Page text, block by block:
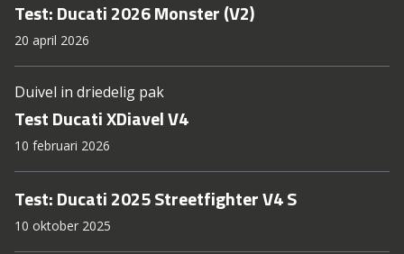
Test: Ducati 2026 Monster (V2)
20 april 2026
Duivel in driedelig pak
Test Ducati XDiavel V4
10 februari 2026
Test: Ducati 2025 Streetfighter V4 S
10 oktober 2025